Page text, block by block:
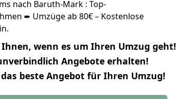
nach Baruth-Mark : Top-
➨ Umzüge ab 80€ – Kostenlose
wenn es um Ihren Umzug geht!
Angebote erhalten!
das beste Angebot für Ihren Umzug!